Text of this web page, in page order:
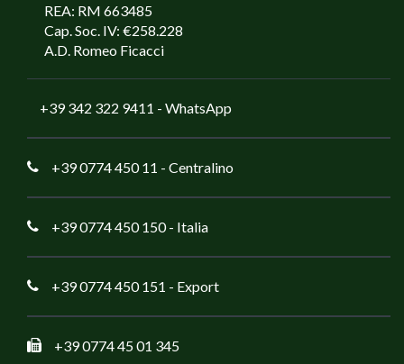
REA: RM 663485
Cap. Soc. IV: €258.228
A.D. Romeo Ficacci
+39 342 322 9411 - WhatsApp
+39 0774 450 11 - Centralino
+39 0774 450 150- Italia
+39 0774 450 151 - Export
+39 0774 45 01 345